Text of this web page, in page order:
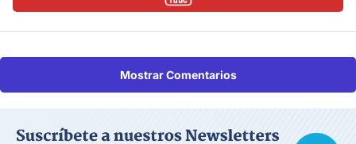
Mostrar Comentarios